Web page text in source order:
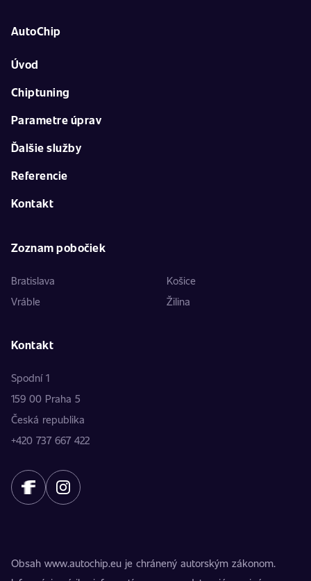
AutoChip
Úvod
Chiptuning
Parametre úprav
Ďalšie služby
Referencie
Kontakt
Zoznam pobočiek
Bratislava
Košice
Vráble
Žilina
Kontakt
Spodní 1
159 00 Praha 5
Česká republika
+420 737 667 422
Obsah www.autochip.eu je chránený autorským zákonom.